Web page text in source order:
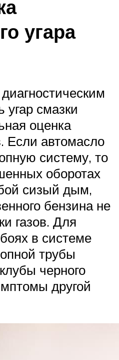
угара
смазки
оценка
Если автомасло
систему, то
оборотах
сизый дым,
бензина не
газов. Для
в системе
трубы
черного
другой